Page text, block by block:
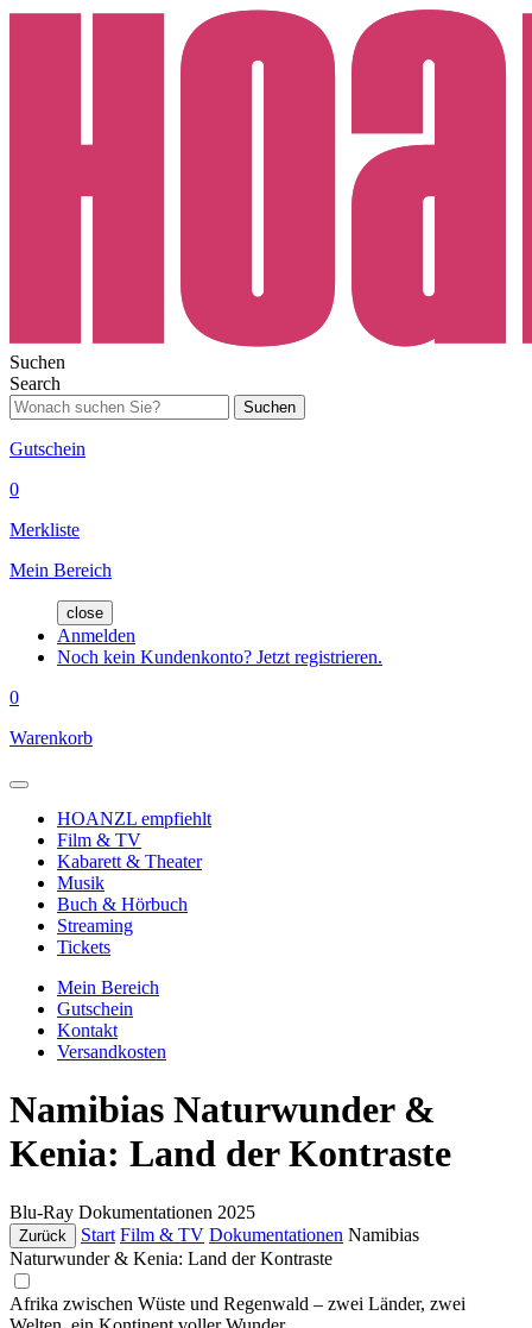
Suchen
Search
Suchen
Gutschein
0
Merkliste
Mein Bereich
close
Anmelden
Noch kein Kundenkonto? Jetzt registrieren.
0
Warenkorb
HOANZL empfiehlt
Film & TV
Kabarett & Theater
Musik
Buch & Hörbuch
Streaming
Tickets
Mein Bereich
Gutschein
Kontakt
Versandkosten
Namibias Naturwunder &
Kenia: Land der Kontraste
Blu-Ray Dokumentationen 2025
Zurück Start Film & TV Dokumentationen Namibias
Naturwunder & Kenia: Land der Kontraste
Afrika zwischen Wüste und Regenwald – zwei Länder, zwei